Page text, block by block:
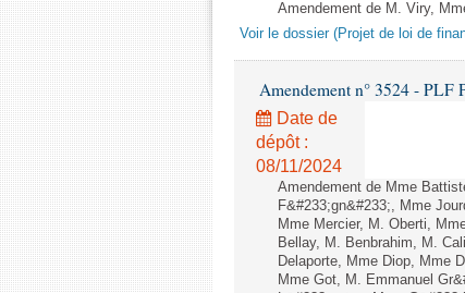
Amendement de M. Viry,
Voir le dossier (Projet de loi de
Amendement n° 3524 - PLF
Date de
dépôt :
08/11/2024
Amendement de Mme
F&#233;gn&#233;, Mme
Mme Mercier, M. Oberti,
Bellay, M. Benbrahim, M.
Delaporte, Mme Diop, Mme
Mme Got, M. Emmanuel